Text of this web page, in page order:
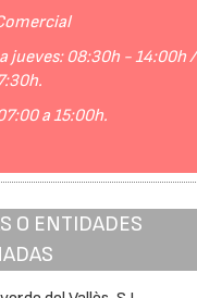
jueves: 08:30h - 14:00h /
a 15:00h.
O ENTIDADES